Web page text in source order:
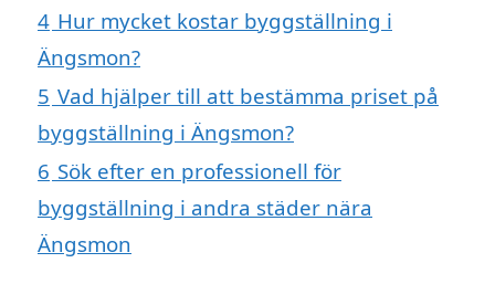
4 Hur mycket kostar byggställning i
Ängsmon?
5 Vad hjälper till att bestämma priset på
byggställning i Ängsmon?
6 Sök efter en professionell för
byggställning i andra städer nära
Ängsmon